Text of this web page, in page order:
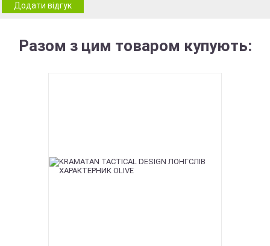
Додати відгук
Разом з цим товаром купують: